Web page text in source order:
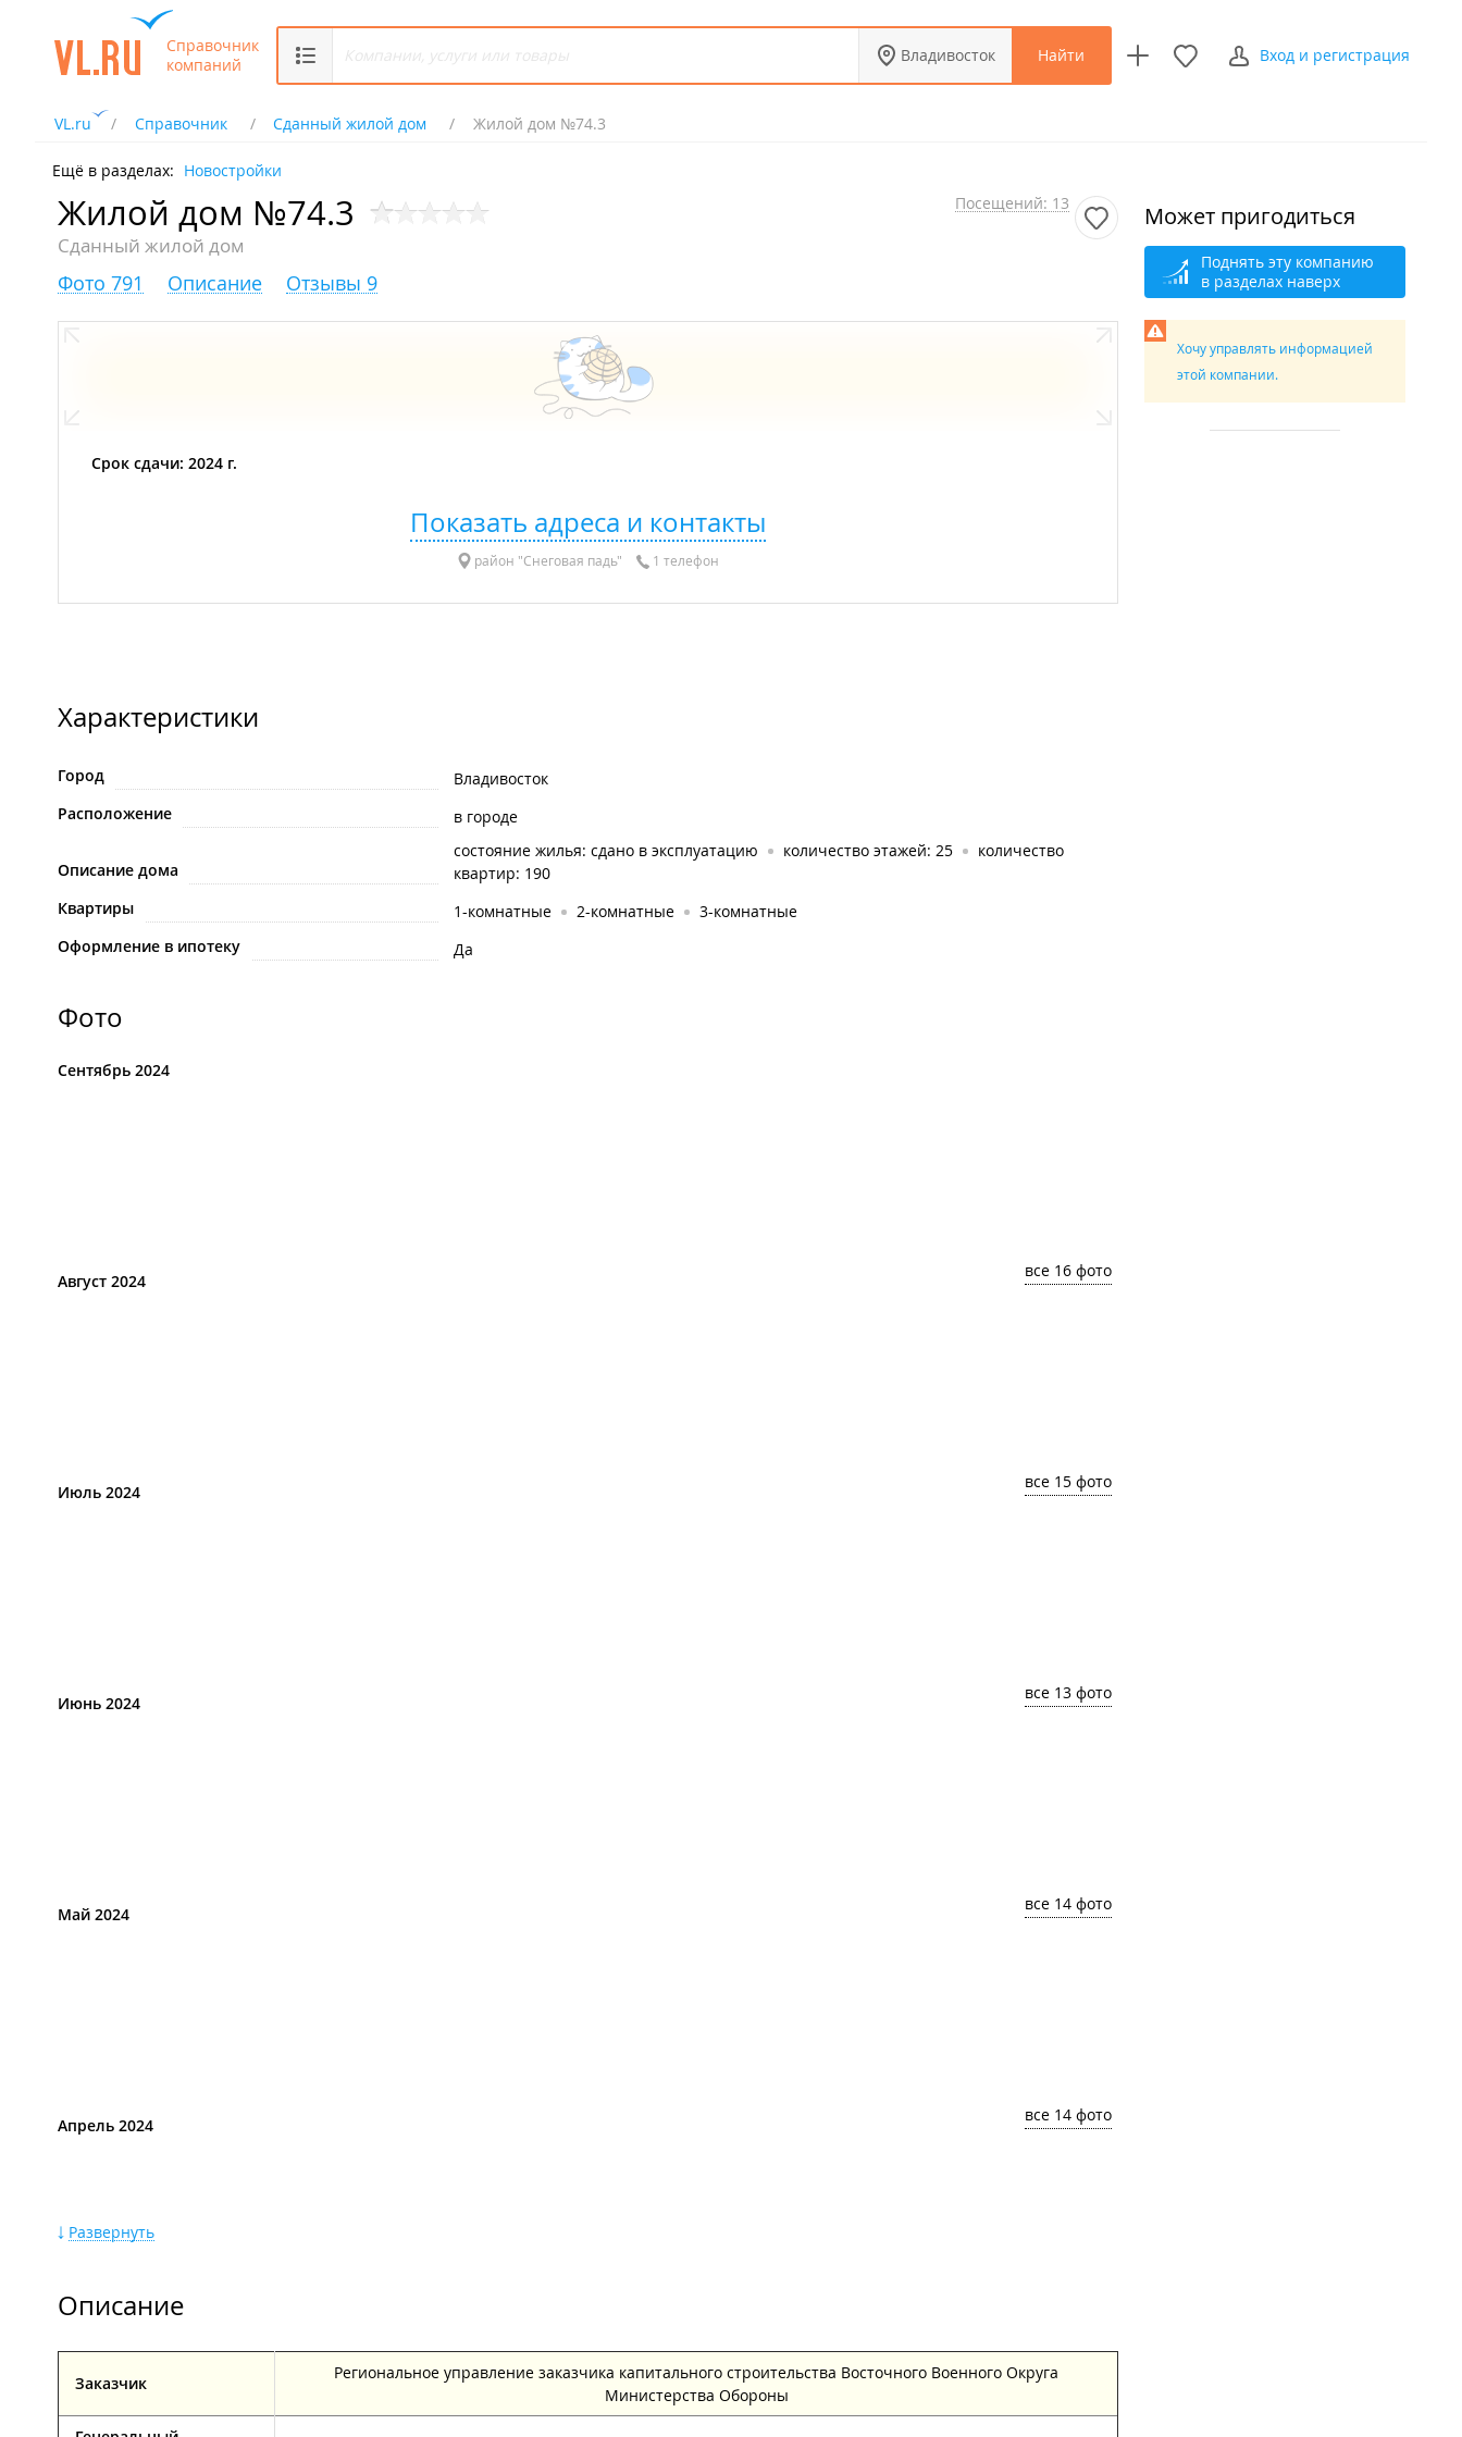
Справочник
компаний
Владивосток Найти Вход и регистрация
VL.ru Справочник Сданный жилой дом Жилой дом №74.3
Ещё в разделах: Новостройки
Жилой дом №74.3
Сданный жилой дом
Посещений: 13
Фото 791 Описание Отзывы 9
Срок сдачи: 2024 г.
Показать адреса и контакты
район "Снеговая падь" 1 телефон
Характеристики
Город
Владивосток
Расположение
в городе
Описание дома
состояние жилья: сдано в эксплуатацию количество этажей: 25
количество
квартир: 190
Квартиры
1-комнатные 2-комнатные
3-комнатные
Оформление в ипотеку
Да
Фото
Сентябрь 2024
все 16 фото
Август 2024
все 15 фото
Июль 2024
все 13 фото
Июнь 2024
все 14 фото
Май 2024
все 14 фото
Апрель 2024
Развернуть
Описание
Заказчик
Региональное управление заказчика капитального строительства Восточного Военного Округа
Министерства Обороны
Может пригодиться
Поднять эту компанию
в разделах наверх
Хочу управлять информацией
этой компании.